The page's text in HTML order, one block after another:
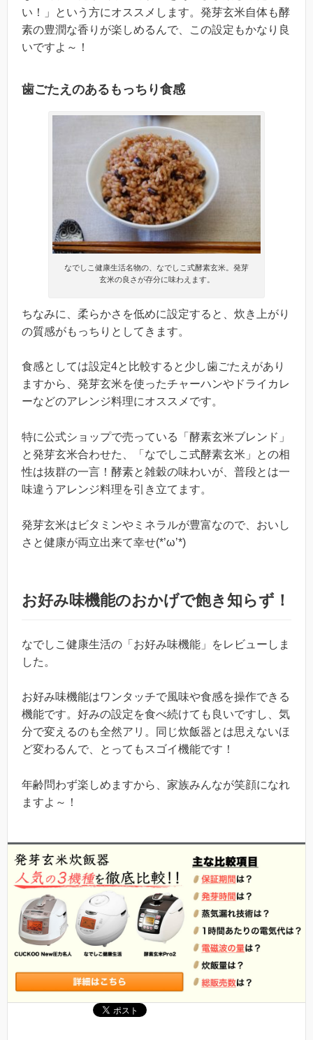
い！」という方にオススメします。発芽玄米自体も酵
素の豊潤な香りが楽しめるんで、この設定もかなり良
いですよ～！
歯ごたえのあるもっちり食感
なでしこ健康生活名物の、なでしこ式酵素玄米。発芽
玄米の良さが存分に味わえます。
ちなみに、柔らかさを低めに設定すると、炊き上がり
の質感がもっちりとしてきます。
食感としては設定4と比較すると少し歯ごたえがあり
ますから、発芽玄米を使ったチャーハンやドライカレ
ーなどのアレンジ料理にオススメです。
特に公式ショップで売っている「酵素玄米ブレンド」
と発芽玄米合わせた、「なでしこ式酵素玄米」との相
性は抜群の一言！酵素と雑穀の味わいが、普段とは一
味違うアレンジ料理を引き立てます。
発芽玄米はビタミンやミネラルが豊富なので、おいし
さと健康が両立出来て幸せ(*’ω’*)
お好み味機能のおかげで飽き知らず！
なでしこ健康生活の「お好み味機能」をレビューしま
した。
お好み味機能はワンタッチで風味や食感を操作できる
機能です。好みの設定を食べ続けても良いですし、気
分で変えるのも全然アリ。同じ炊飯器とは思えないほ
ど変わるんで、とってもスゴイ機能です！
年齢問わず楽しめますから、家族みんなが笑顔になれ
ますよ～！